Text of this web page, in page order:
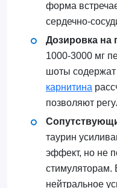
форма
сердечно-
Дозировка на
1000-3000 мг
шоты содержат
карнитина
позволяют
таурин
эффект, но не
стимуляторам.
нейтральное